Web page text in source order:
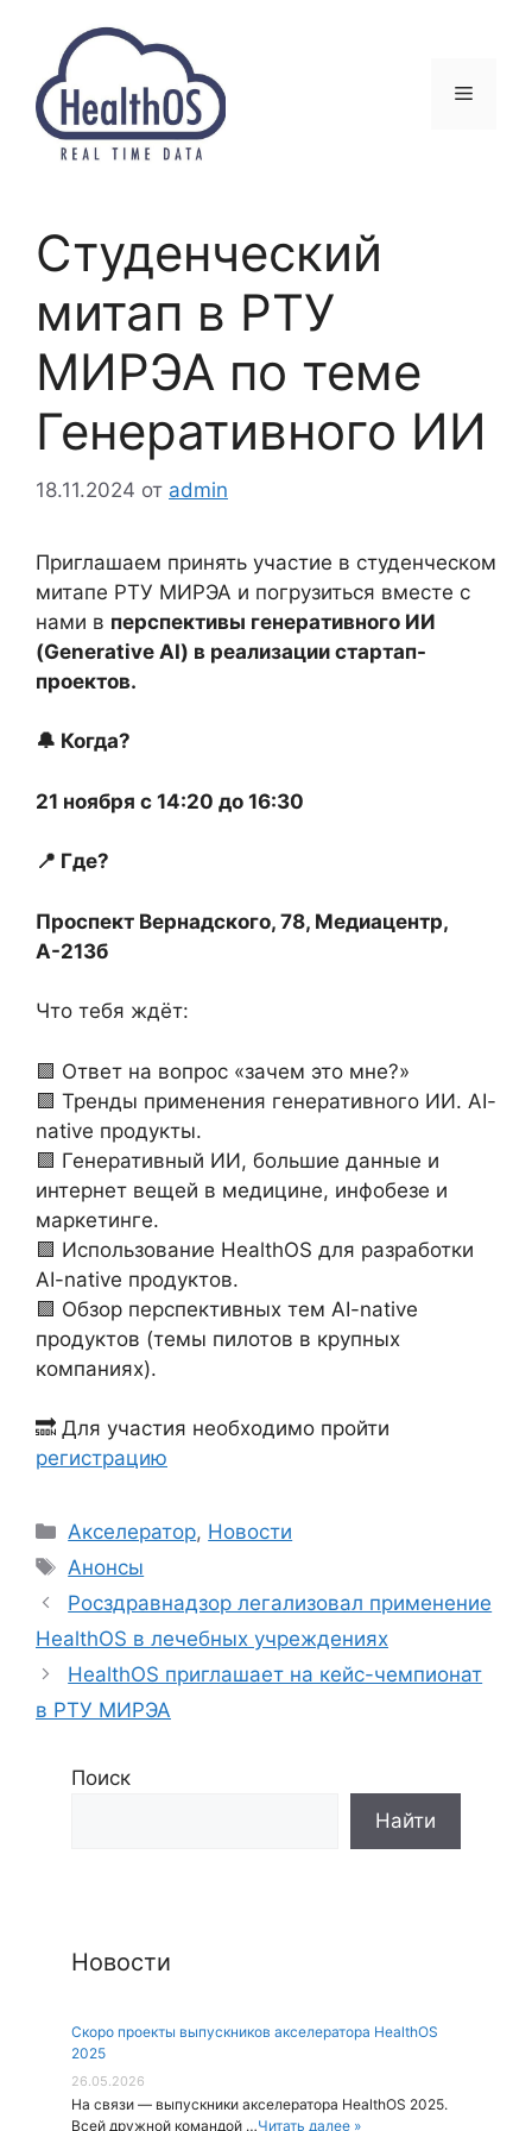
содержимому
Меню
Студенческий
митап в РТУ
МИРЭА по теме
Генеративного ИИ
18.11.2024 от admin
Приглашаем принять участие в студенческом
митапе РТУ МИРЭА и погрузиться вместе с
нами в перспективы генеративного ИИ
(Generative AI) в реализации стартап-
проектов.
🔔 Когда?
21 ноября с 14:20 до 16:30
📍 Где?
Проспект Вернадского, 78, Медиацентр,
А-213б
Что тебя ждёт:
🟪 Ответ на вопрос «зачем это мне?»
🟪 Тренды применения генеративного ИИ. AI-
native продукты.
🟪 Генеративный ИИ, большие данные и
интернет вещей в медицине, инфобезе и
маркетинге.
🟪 Использование HealthOS для разработки
AI-native продуктов.
🟪 Обзор перспективных тем AI-native
продуктов (темы пилотов в крупных
компаниях).
🔜 Для участия необходимо пройти
регистрацию
Рубрики
Акселератор, Новости
Метки
Анонсы
Росздравнадзор легализовал применение
HealthOS в лечебных учреждениях
HealthOS приглашает на кейс-чемпионат
в РТУ МИРЭА
Поиск
Новости
Скоро проекты выпускников акселератора HealthOS
2025
26.05.2026
На связи — выпускники акселератора HealthOS 2025.
Всей дружной командой …Читать далее »